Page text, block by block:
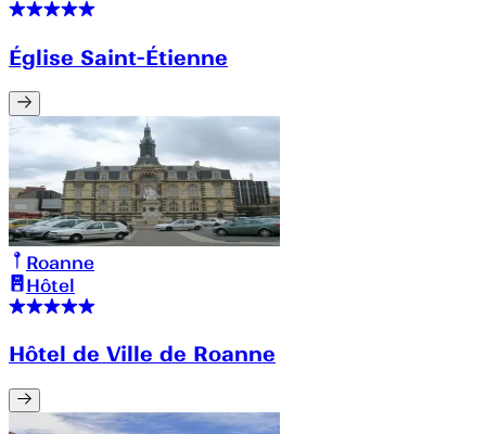
Église Saint-Étienne
Roanne
Hôtel
Hôtel de Ville de Roanne